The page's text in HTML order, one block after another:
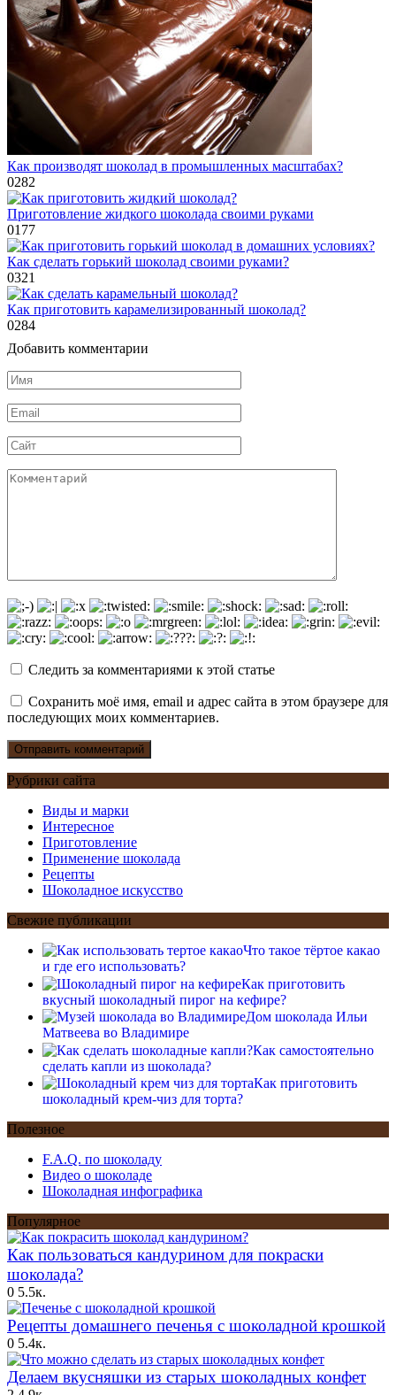
Как производят шоколад в промышленных масштабах?
0282
Приготовление жидкого шоколада своими руками
0177
Как сделать горький шоколад своими руками?
0321
Как приготовить карамелизированный шоколад?
0284
Добавить комментарии
Имя
*
Email
*
Сайт
Комментарий
Следить за комментариями к этой статье
Сохранить моё имя, email и адрес сайта в этом браузере для
последующих моих комментариев.
Рубрики сайта
Виды и марки
Интересное
Приготовление
Применение шоколада
Рецепты
Шоколадное искусство
Свежие публикации
Что такое тёртое какао
и где его использовать?
Как приготовить
вкусный шоколадный пирог на кефире?
Дом шоколада Ильи
Матвеева во Владимире
Как самостоятельно
сделать капли из шоколада?
Как приготовить
шоколадный крем-чиз для торта?
Полезное
F.A.Q. по шоколаду
Видео о шоколаде
Шоколадная инфографика
Популярное
Как пользоваться кандурином для покраски
шоколада?
0 5.5к.
Рецепты домашнего печенья с шоколадной крошкой
0 5.4к.
Делаем вкусняшки из старых шоколадных конфет